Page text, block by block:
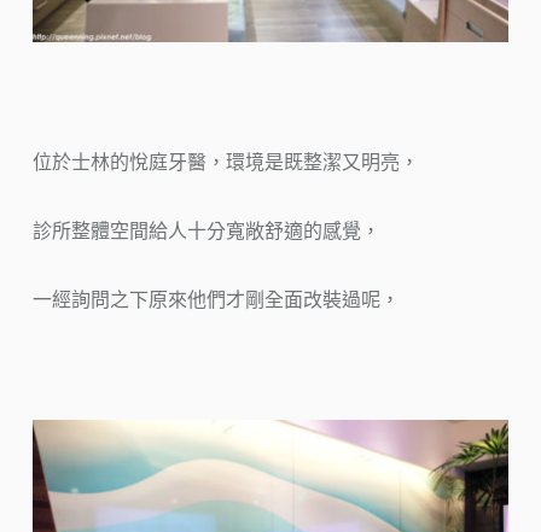
位於士林的悅庭牙醫，環境是既整潔又明亮，
診所整體空間給人十分寬敞舒適的感覺，
一經詢問之下原來他們才剛全面改裝過呢，